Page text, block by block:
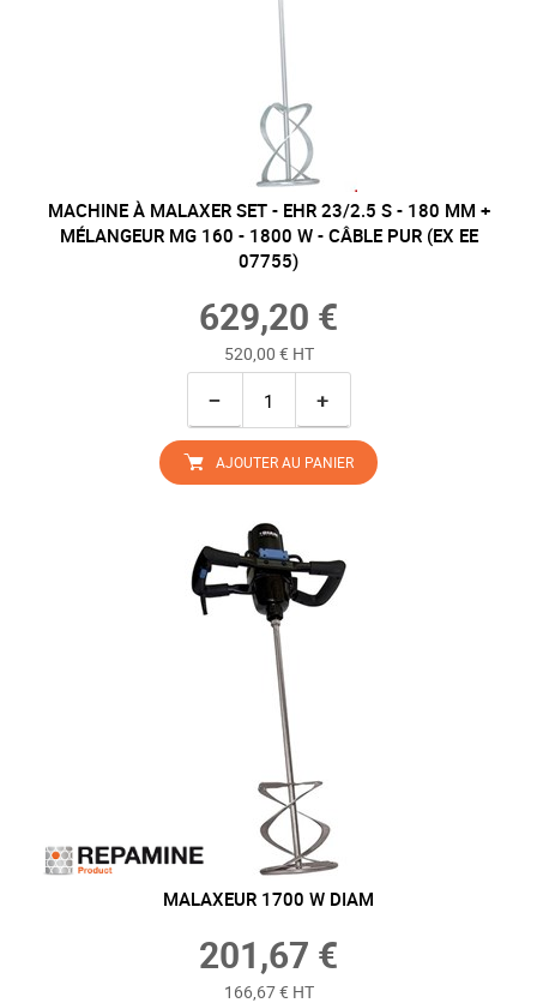
MACHINE À MALAXER SET - EHR 23/2.5 S - 180 MM +
MÉLANGEUR MG 160 - 1800 W - CÂBLE PUR (EX EE
07755)
629,20 €
520,00 € HT
− +
AJOUTER AU PANIER
MALAXEUR 1700 W DIAM
201,67 €
166,67 € HT